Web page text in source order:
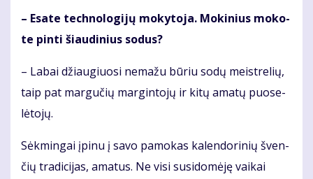
– Esa­te tech­no­lo­gi­jų mo­ky­to­ja. Mo­ki­nius mo­ko­
te pin­ti šiau­di­nius so­dus?
– La­bai džiau­giuo­si ne­ma­žu bū­riu so­dų meist­re­lių,
taip pat mar­gu­čių mar­gin­to­jų ir ki­tų ama­tų puo­se­
lė­to­jų.
Sėk­min­gai įpi­nu į sa­vo pa­mo­kas ka­len­do­ri­nių šven­
čių tra­di­ci­jas, ama­tus. Ne vi­si su­si­do­mė­ję vai­kai